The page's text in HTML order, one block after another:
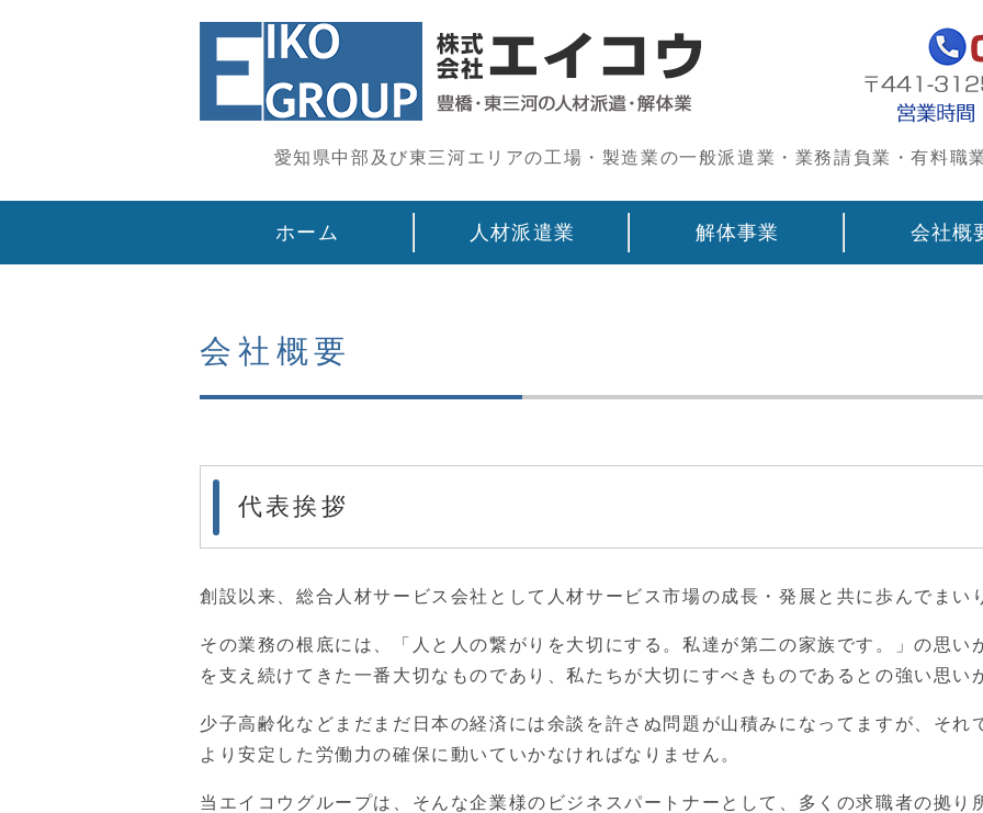
豊橋・東三河
愛知県中部及び東三河エリアの工場・製造業の一般派遣業・業務請負業・有料職
ホーム 人材派遣業 解体事業 会社概
会社概要
代表挨拶
創設以来、総合人材サービス会社として人材サービス市場の成長・発展と共に歩んでまい
その業務の根底には、「人と人の繋がりを大切にする。私達が第二の家族です。」の思い
を支え続けてきた一番大切なものであり、私たちが大切にすべきものであるとの強い思い
少子高齢化などまだまだ日本の経済には余談を許さぬ問題が山積みになってますが、それ
より安定した労働力の確保に動いていかなければなりません。
当エイコウグループは、そんな企業様のビジネスパートナーとして、多くの求職者の拠り